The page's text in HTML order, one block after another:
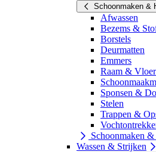
Schoonmaken &
Afwassen
Bezems &
Borstels
Deurmatten
Emmers
Raam &
Sponsen &
Stelen
Trappen &
Schoonmaken
Wassen & Strijken